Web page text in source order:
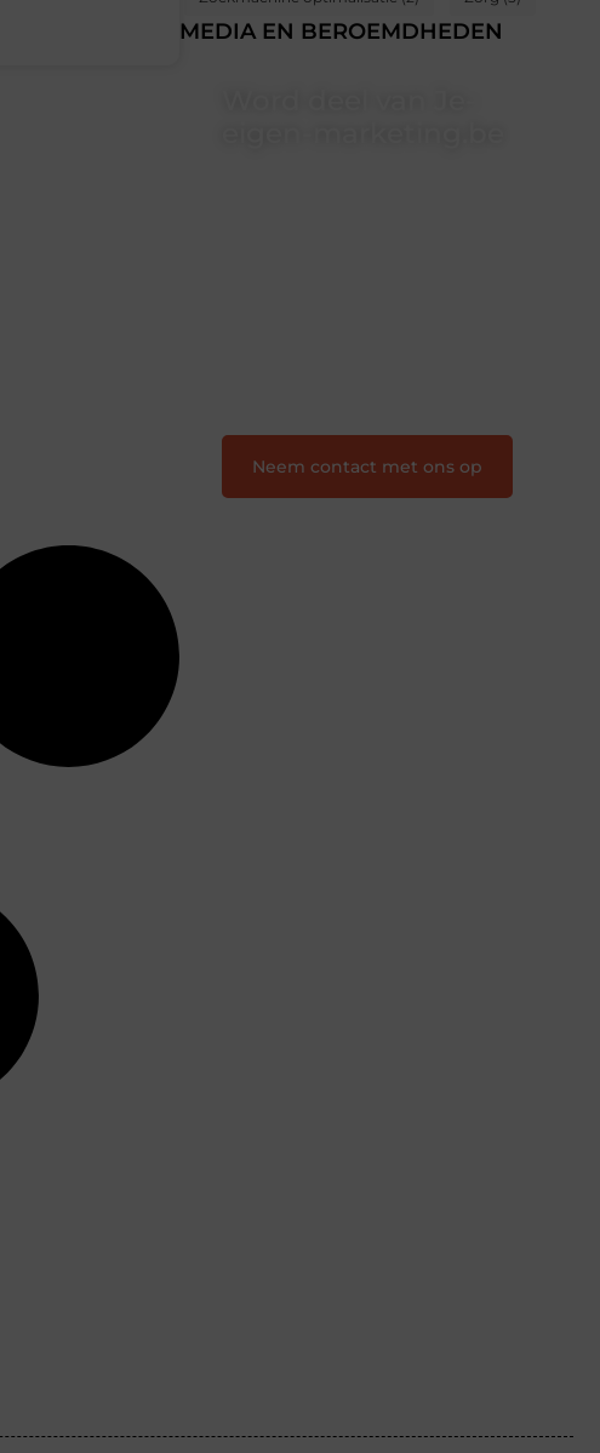
MEDIA EN BEROEMDHEDEN
Neem contact met ons op